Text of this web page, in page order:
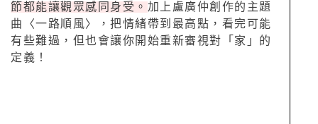
節都能讓觀眾感同身受。 加上盧廣仲創作的主題
曲〈一路順風〉，把情緒帶到最高點，看完可能
有些難過，但也會讓你開始重新審視對「家」的
定義！